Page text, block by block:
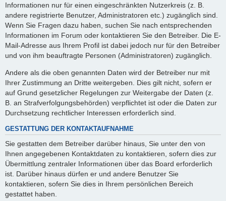
Informationen nur für einen eingeschränkten Nutzerkreis (z. B.
andere registrierte Benutzer, Administratoren etc.) zugänglich sind.
Wenn Sie Fragen dazu haben, suchen Sie nach entsprechenden
Informationen im Forum oder kontaktieren Sie den Betreiber. Die E-
Mail-Adresse aus Ihrem Profil ist dabei jedoch nur für den Betreiber
und von ihm beauftragte Personen (Administratoren) zugänglich.
Andere als die oben genannten Daten wird der Betreiber nur mit
Ihrer Zustimmung an Dritte weitergeben. Dies gilt nicht, sofern er
auf Grund gesetzlicher Regelungen zur Weitergabe der Daten (z.
B. an Strafverfolgungsbehörden) verpflichtet ist oder die Daten zur
Durchsetzung rechtlicher Interessen erforderlich sind.
GESTATTUNG DER KONTAKTAUFNAHME
Sie gestatten dem Betreiber darüber hinaus, Sie unter den von
Ihnen angegebenen Kontaktdaten zu kontaktieren, sofern dies zur
Übermittlung zentraler Informationen über das Board erforderlich
ist. Darüber hinaus dürfen er und andere Benutzer Sie
kontaktieren, sofern Sie dies in Ihrem persönlichen Bereich
gestattet haben.